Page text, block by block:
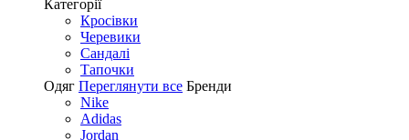
Категорії
Кросівки
Черевики
Сандалі
Tапочки
Одяг Переглянути все Бренди
Nike
Adidas
Jordan